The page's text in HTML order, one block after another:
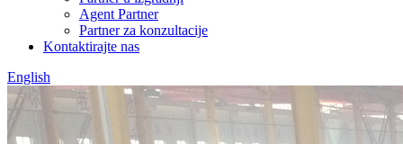
Agent Partner
Partner za konzultacije
Kontaktirajte nas
English